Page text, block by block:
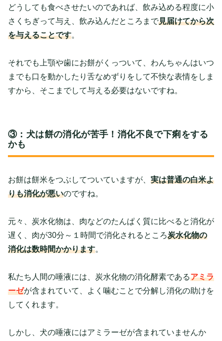
どうしても食べさせたいのであれば、飲み込める程度に小
さくちぎって与え、飲み込んだところまで見届けてから次
を与えることです。
それでも上顎や歯にお餅がくっついて、わんちゃんはいつ
までも口を動かしたり舌なめずりをして不快な表情をしま
すから、そこまでして与える必要はないですね。
③：犬は餅の消化が苦手！消化不良で下痢をする
かも
お餅は餅米をつぶしてついていますが、 実は普通の白米よ
りも消化が悪いのですね。
元々、炭水化物は、肉などのたんぱく質に比べると消化が
遅く、肉が30分～１時間で消化されるところ炭水化物の
消化は数時間かかります。
私たち人間の唾液には、炭水化物の消化酵素であるアミラ
ーゼが含まれていて、よく噛むことで分解し消化の助けを
してくれます。
しかし、犬の唾液にはアミラーゼが含まれていませんか